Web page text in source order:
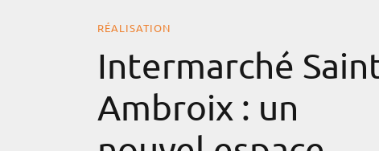
RÉALISATION
Intermarché
Ambroix : un